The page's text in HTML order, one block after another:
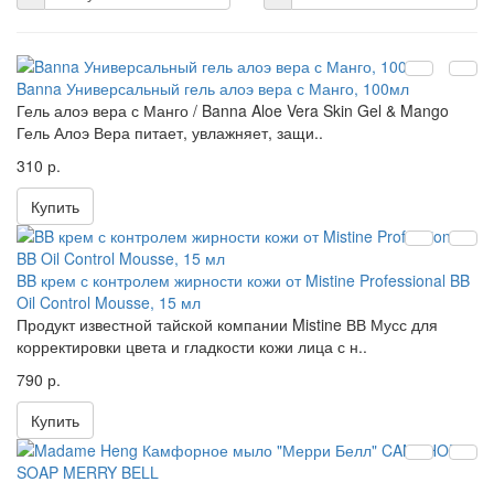
Banna Универсальный гель алоэ вера с Манго, 100мл
Гель алоэ вера с Манго / Banna Aloe Vera Skin Gel & Mango
Гель Алоэ Вера питает, увлажняет, защи..
310 р.
Купить
BB крем с контролем жирности кожи от Mistine Professional BB
Oil Control Mousse, 15 мл
Продукт известной тайской компании Mistine ВВ Мусс для
корректировки цвета и гладкости кожи лица с н..
790 р.
Купить